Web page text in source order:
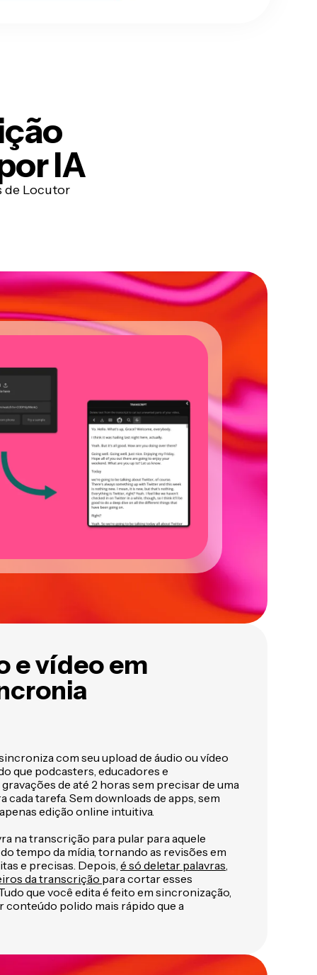
IA
de Locutor
e vídeo em
com seu upload de áudio ou vídeo
que podcasters, educadores e
de até 2 horas sem precisar de uma
cada tarefa. Sem downloads de apps, sem
edição online intuitiva.
na transcrição para pular para aquele
tempo da mídia, tornando as revisões em
e precisas. Depois, é só deletar palavras,
da transcrição para cortar esses
que você edita é feito em sincronização,
conteúdo polido mais rápido que a